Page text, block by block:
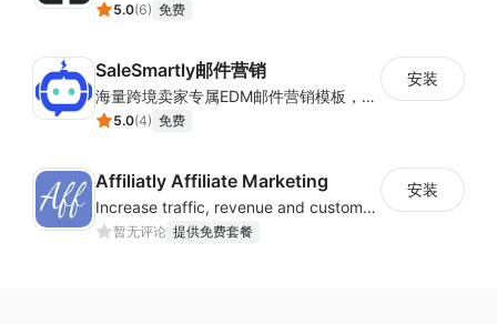
5.0(6) 免费
SaleSmartly邮件营销
海量跨境卖家专属EDM邮件营销模板，从邮件发送到下单全链路效果追踪，全生命周期触达用户触达。
5.0(4) 免费
安装
Affiliatly Affiliate Marketing
Increase traffic, revenue and customer retention with an affiliate program
暂无评论 提供免费套餐
安装